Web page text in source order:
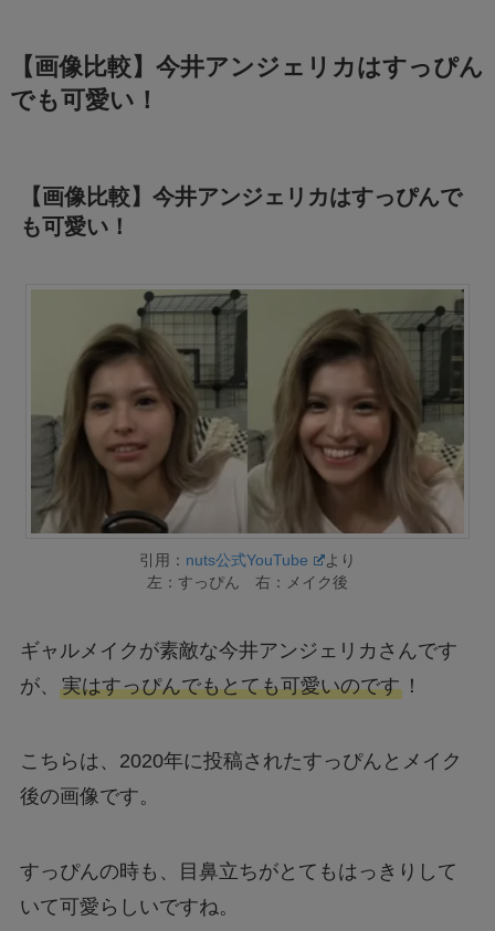
【画像比較】今井アンジェリカはすっぴん
でも可愛い！
【画像比較】今井アンジェリカはすっぴんで
も可愛い！
引用： nuts公式YouTube
より
左：すっぴん 右：メイク後
ギャルメイクが素敵な今井アンジェリカさんです
が、 実はすっぴんでもとても可愛いのです！
こちらは、2020年に投稿されたすっぴんとメイク
後の画像です。
すっぴんの時も、目鼻立ちがとてもはっきりして
いて可愛らしいですね。